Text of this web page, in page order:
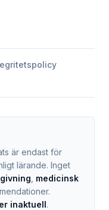
är endast för
lärande. Inget
medicinsk
inaktuell.